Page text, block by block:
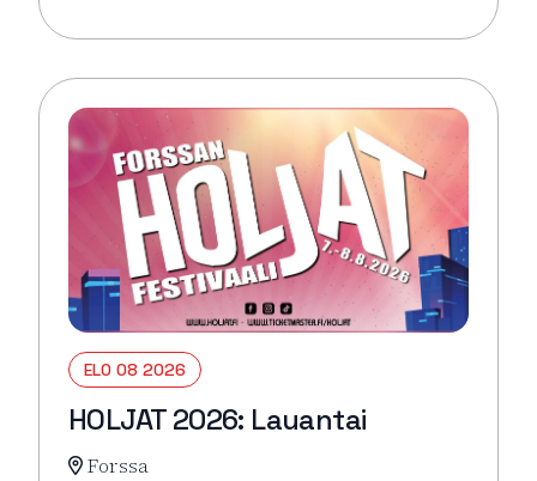
Lue lisää tapahtumasta HOLJAT 2026: Silver VIP
ELO 08 2026
HOLJAT 2026: Lauantai
Forssa